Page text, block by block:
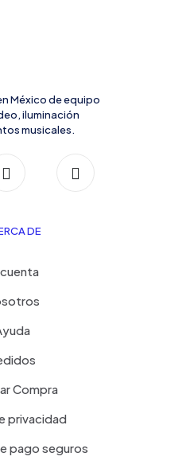
México de equipo
iluminación
musicales.
DE
Compra
privacidad
pago seguros